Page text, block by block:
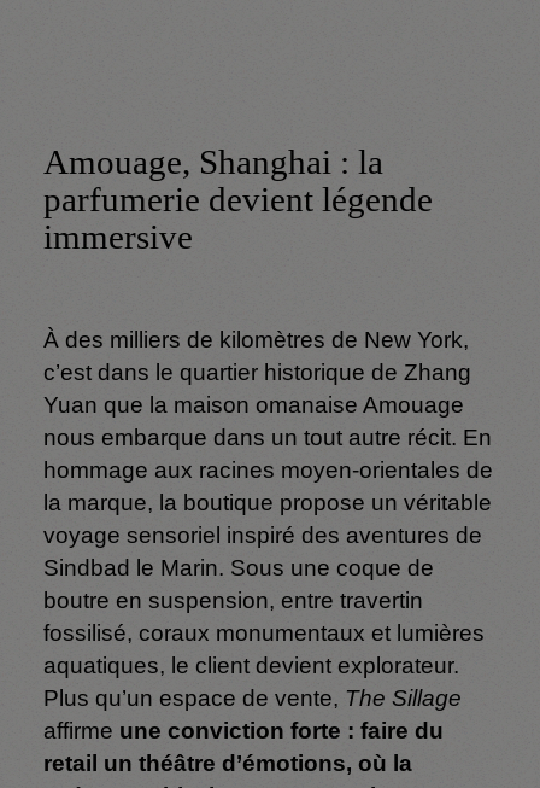
Amouage, Shanghai : la
parfumerie devient légende
immersive
À des milliers de kilomètres de New York,
c’est dans le quartier historique de Zhang
Yuan que la maison omanaise Amouage
nous embarque dans un tout autre récit. En
hommage aux racines moyen-orientales de
la marque, la boutique propose un véritable
voyage sensoriel inspiré des aventures de
Sindbad le Marin. Sous une coque de
boutre en suspension, entre travertin
fossilisé, coraux monumentaux et lumières
aquatiques, le client devient explorateur.
Plus qu’un espace de vente, The Sillage
affirme une conviction forte : faire du
retail un théâtre d’émotions, où la